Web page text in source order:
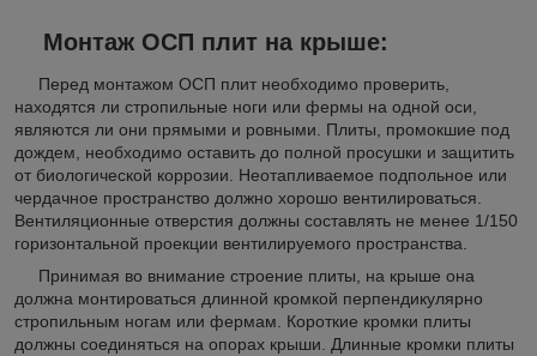
Монтаж ОСП плит на крыше:
Перед монтажом ОСП плит необходимо проверить,
находятся ли стропильные ноги или фермы на одной оси,
являются ли они прямыми и ровными. Плиты, промокшие под
дождем, необходимо оставить до полной просушки и защитить
от биологической коррозии. Неотапливаемое подпольное или
чердачное пространство должно хорошо вентилироваться.
Вентиляционные отверстия должны составлять не менее 1/150
горизонтальной проекции вентилируемого пространства.
Принимая во внимание строение плиты, на крыше она
должна монтироваться длинной кромкой перпендикулярно
стропильным ногам или фермам. Короткие кромки плиты
должны соединяться на опорах крыши. Длинные кромки плиты